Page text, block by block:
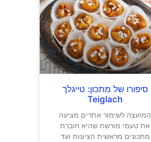
סיפורו של מתכון: טייגלך
Teiglach
המועצה לשימור אתרים מציעה
את טעמי מורשת שהיא חוברת
מתכונים מראשית הציונות ועד